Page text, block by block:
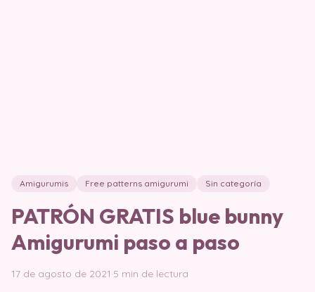
Amigurumis Free patterns amigurumi Sin categoría
PATRÓN GRATIS blue bunny
Amigurumi paso a paso
17 de agosto de 2021·5 min de lectura